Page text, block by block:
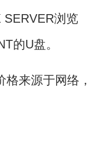
浏览
的U盘。
来源于网络，